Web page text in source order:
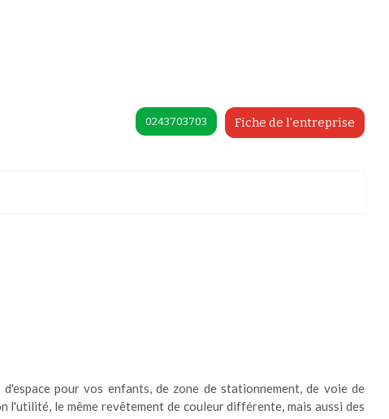
Fiche de l'entreprise
0243703703
pour vos enfants, de zone de stationnement, de voie de
l'utilité, le même revêtement de couleur différente, mais aussi des
préférences pour contrôler la manière dont vos informations sont manipulées.